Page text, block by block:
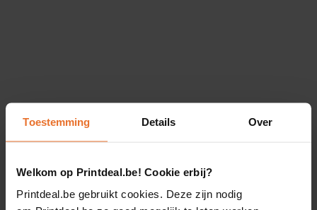
Toestemming Details Over
Welkom op Printdeal.be! Cookie erbij?
Printdeal.be gebruikt cookies. Deze zijn nodig